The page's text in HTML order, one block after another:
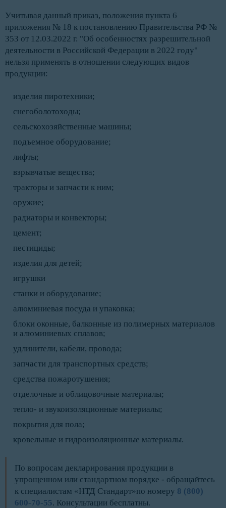
Учитывая данный приказ, положения пункта 6
приложения № 18 к постановлению Правительства РФ №
353 от 12.03.2022 г. "Об особенностях разрешительной
деятельности в Российской Федерации в 2022 году"
нельзя применять в отношении следующих видов
продукции:
изделия пиротехники;
снегоболотоходы;
сельскохозяйственные машины;
подъемное оборудование;
лифты;
взрывчатые вещества;
тракторы и запчасти к ним;
оружие;
радиаторы и конвекторы;
цемент;
пестициды;
изделия для детей;
игрушки
станки и оборудование;
алюминиевая посуда и упаковка;
блоки оконные, балконные из полимерных материалов
и алюминиевых сплавов;
удлинители, кабели, провода;
запчасти для транспортных средств;
средства пожаротушения;
отделочные и облицовочные материалы;
тепло- и звукоизоляционные материалы;
покрытия для пола;
кровельные и гидроизоляционные материалы.
По вопросам декларирования продукции в
упрощенном или стандартном порядке - обращайтесь
к специалистам «НТД Стандарт»по номеру 8 (800)
600-70-55. Консультации бесплатны.